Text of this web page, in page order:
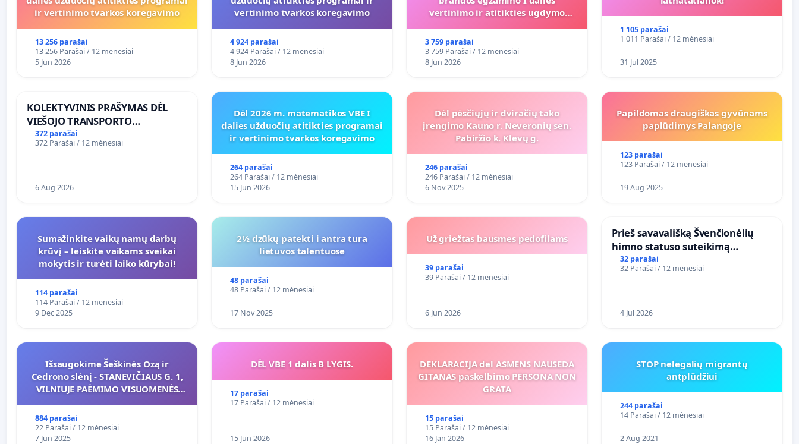
ir vertinimo tvarkos koregavimo
13 256 parašai
13 256 Parašai / 12 mėnesiai
5 Jun 2026
vertinimo tvarkos koregavimo
4 924 parašai
4 924 Parašai / 12 mėnesiai
8 Jun 2026
vertinimo ir atitikties ugdymo
3 759 parašai
3 759 Parašai / 12 mėnesiai
8 Jun 2026
1 105 parašai
1 011 Parašai / 12 mėnesiai
31 Jul 2025
KOLEKTYVINIS PRAŠYMAS DĖL
VIEŠOJO TRANSPORTO
SUSISIEKIMO GERINIMO
VOSYLIUKŲ KAIME
372 parašai
372 Parašai / 12 mėnesiai
6 Aug 2026
Dėl 2026 m. matematikos VBE I
dalies užduočių atitikties programai
ir vertinimo tvarkos koregavimo
264 parašai
264 Parašai / 12 mėnesiai
15 Jun 2026
Dėl pėsčiųjų ir dviračių tako
įrengimo Kauno r. Neveronių sen.
Pabiržio k. Klevų g.
246 parašai
246 Parašai / 12 mėnesiai
6 Nov 2025
Papildomas draugiškas gyvūnams
paplūdimys Palangoje
123 parašai
123 Parašai / 12 mėnesiai
19 Aug 2025
Sumažinkite vaikų namų darbų
krūvį – leiskite vaikams sveikai
mokytis ir turėti laiko kūrybai!
114 parašai
114 Parašai / 12 mėnesiai
9 Dec 2025
2½ dzūkų patekti i antra tura
lietuvos talentuose
48 parašai
48 Parašai / 12 mėnesiai
17 Nov 2025
Už griežtas bausmes pedofilams
39 parašai
39 Parašai / 12 mėnesiai
6 Jun 2026
​Prieš savavališką Švenčionėlių
himno statuso suteikimą
atlikėjos Živilės dainai
32 parašai
32 Parašai / 12 mėnesiai
4 Jul 2026
Išsaugokime Šeškinės Ozą ir
Cedrono slėnį - STANEVIČIAUS G. 1,
VILNIUJE PAĖMIMO VISUOMENĖS
PRITAIKYMO VIEŠAJAI ŽELDYNŲ
FUNKCIJAI
884 parašai
22 Parašai / 12 mėnesiai
7 Jun 2025
DĖL VBE 1 dalis B LYGIS.
17 parašai
17 Parašai / 12 mėnesiai
15 Jun 2026
DEKLARACIJA del ASMENS NAUSEDA
GITANAS paskelbimo PERSONA NON
GRATA
15 parašai
15 Parašai / 12 mėnesiai
16 Jan 2026
STOP nelegalių migrantų
antplūdžiui
244 parašai
14 Parašai / 12 mėnesiai
2 Aug 2021